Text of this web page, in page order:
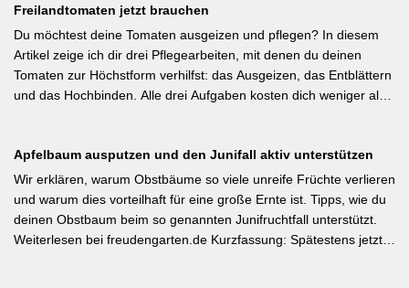
mit Abstand zum Pflanzenstamm, um Fäulnis zu vermeiden.
Besonders wertvoll: Häufige Fehler wie zu dicke Schichten oder
die Verwendung von frischem Rasenschnitt als alleiniges Material
werden klar benannt. [Thema-Tag: #Bodenpflege #Mulchen
#BiologischerGartenbau]
Freilandtomaten jetzt brauchen
Du möchtest deine Tomaten ausgeizen und pflegen? In diesem
Artikel zeige ich dir drei Pflegearbeiten, mit denen du deinen
Tomaten zur Höchstform verhilfst: das Ausgeizen, das Entblättern
und das Hochbinden. Alle drei Aufgaben kosten dich weniger als
Tomatenkrankheit Braunfäule vorbeugst. Weiterlesen bei
Wurzelwerk – Gartenwissen von Profis Kurzfassung: Ein bildreich
illustrierter Praxis-Leitfaden: Das Ausgeizen beginnt direkt nach
dem Auspflanzen und sollte wöchentlich wiederholt werden.
Geiztriebe morgens entfernen, damit Wunden rasch abtrocknen.
Apfelbaum ausputzen und den Junifall aktiv unterstützen
Wir erklären, warum Obstbäume so viele unreife Früchte verlieren
und warum dies vorteilhaft für eine große Ernte ist. Tipps, wie du
deinen Obstbaum beim so genannten Junifruchtfall unterstützt.
Weiterlesen bei freudengarten.de Kurzfassung: Spätestens jetzt –